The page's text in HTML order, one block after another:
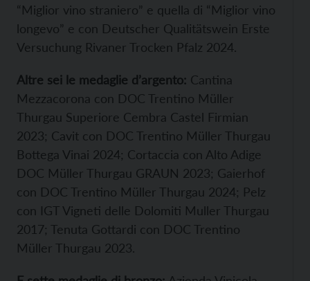
“Miglior vino straniero” e quella di “Miglior vino
longevo” e con Deutscher Qualitätswein Erste
Versuchung Rivaner Trocken Pfalz 2024.
Altre sei le medaglie d’argento: Cantina
Mezzacorona con DOC Trentino Müller
Thurgau Superiore Cembra Castel Firmian
2023; Cavit con DOC Trentino Müller Thurgau
Bottega Vinai 2024; Cortaccia con Alto Adige
DOC Müller Thurgau GRAUN 2023; Gaierhof
con DOC Trentino Müller Thurgau 2024; Pelz
con IGT Vigneti delle Dolomiti Muller Thurgau
2017; Tenuta Gottardi con DOC Trentino
Müller Thurgau 2023.